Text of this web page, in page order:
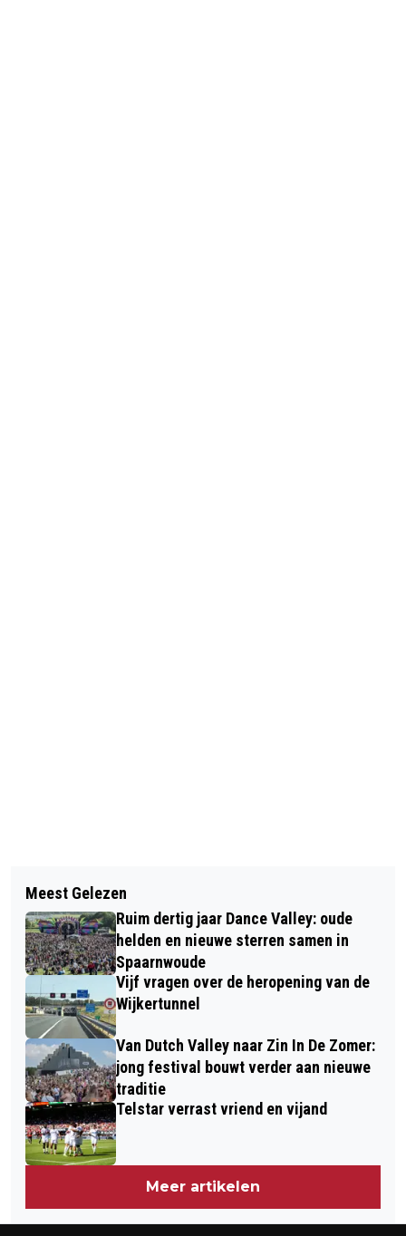
TATA STEEL WIL MOGELIJK
WATERSTOF UIT NOORWEGEN
IMPORTEREN
EERSTE HYACINTEN GEPLANT VOOR
BLOEMENCORSO BOLLENSTREEK
Meest Gelezen
Ruim dertig jaar Dance Valley: oude
helden en nieuwe sterren samen in
Spaarnwoude
Vijf vragen over de heropening van de
Wijkertunnel
Van Dutch Valley naar Zin In De Zomer:
jong festival bouwt verder aan nieuwe
traditie
Telstar verrast vriend en vijand
Meer artikelen